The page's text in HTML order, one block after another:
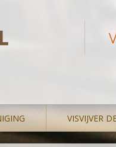
VISVIJVER